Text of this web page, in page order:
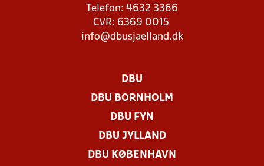
Telefon: 4632 3366
CVR: 6369 0015
info@dbusjaelland.dk
DBU
DBU BORNHOLM
DBU FYN
DBU JYLLAND
DBU KØBENHAVN